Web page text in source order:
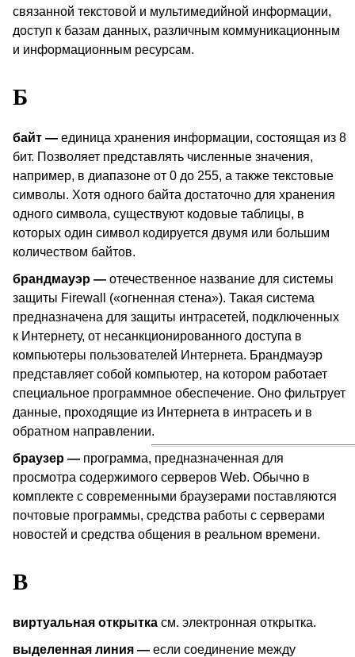
связанной текстовой и мультимедийной информации,
доступ к базам данных, различным коммуникационным
и информационным ресурсам.
Б
байт — единица хранения информации, состоящая из 8
бит. Позволяет представлять численные значения,
например, в диапазоне от 0 до 255, а также текстовые
символы. Хотя одного байта достаточно для хранения
одного символа, существуют кодовые таблицы, в
которых один символ кодируется двумя или большим
количеством байтов.
брандмауэр — отечественное название для системы
защиты Firewall
(«огненная стена»). Такая система
предназначена для защиты интрасетей, подключенных
к Интернету, от несанкционированного доступа в
компьютеры пользователей Интернета. Брандмауэр
представляет собой компьютер, на котором работает
специальное программное обеспечение. Оно фильтрует
данные, проходящие из Интернета в интрасеть и в
обратном направлении.
браузер — программа, предназначенная для
просмотра содержимого серверов Web. Обычно в
комплекте с современными браузерами поставляются
почтовые программы, средства работы с серверами
новостей и средства общения в реальном времени.
В
виртуальная открытка см. электронная открытка.
выделенная линия — если соединение между